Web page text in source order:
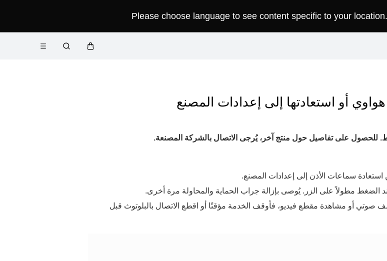
Please choose language to see content specific to your location.
فتح
أو استعادتها إلى إعدادات المصنع
للحصول على تفاصيل حول منتج آخر، يُرجى الاتصال بالشركة المصنعة.
سماعات الأذن إلى إعدادات المصنع.
الضغط مطولاً على الزر. يُوصى بإزالة جراب الحماية والمحاولة مرة أخرى.
صوتي أو مشاهدة مقطع فيديو، فأوقف الخدمة مؤقتًا أو اقطع الاتصال بالبلوتوث قبل